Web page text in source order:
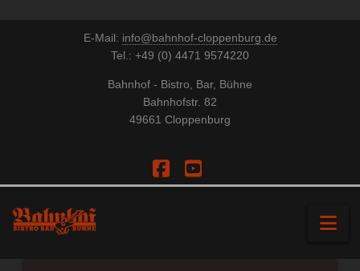
E-Mail: info@bahnhof-cloppenburg.de
Tel.: +49 (0) 4471 9574220
Bahnhof - Bistro, Bar, Bühne
Bahnhofstr. 82
49661 Cloppenburg
Facebook
YouTube